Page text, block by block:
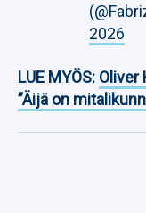
2026
LUE MYÖS: Oliver
”Äijä on